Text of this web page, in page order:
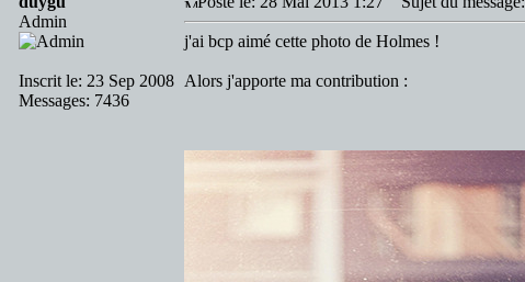
Admin
Inscrit le: 23 Sep 2008
Messages: 7436
j'ai bcp aimé cette photo de Holmes !
Alors j'apporte ma contribution :